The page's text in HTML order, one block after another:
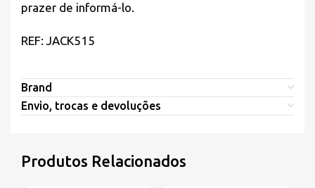
prazer de informá-lo.
REF: JACK515
Brand
Envio, trocas e devoluções
Produtos Relacionados